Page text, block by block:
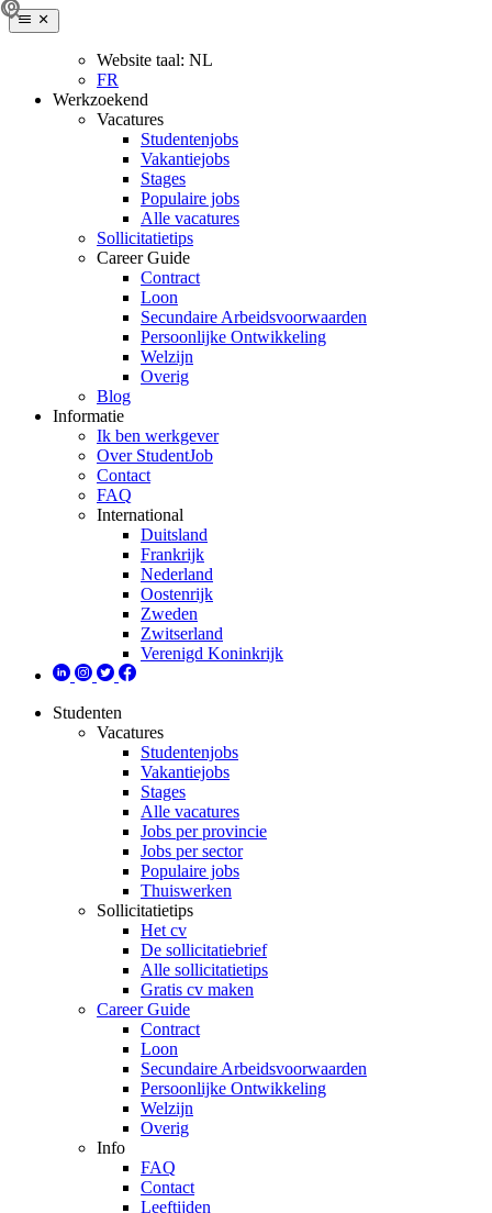
Website taal: NL
FR
Werkzoekend
Vacatures
Studentenjobs
Vakantiejobs
Stages
Populaire jobs
Alle vacatures
Sollicitatietips
Career Guide
Contract
Loon
Secundaire Arbeidsvoorwaarden
Persoonlijke Ontwikkeling
Welzijn
Overig
Blog
Informatie
Ik ben werkgever
Over StudentJob
Contact
FAQ
International
Duitsland
Frankrijk
Nederland
Oostenrijk
Zweden
Zwitserland
Verenigd Koninkrijk
Studenten
Vacatures
Studentenjobs
Vakantiejobs
Stages
Alle vacatures
Jobs per provincie
Jobs per sector
Populaire jobs
Thuiswerken
Sollicitatietips
Het cv
De sollicitatiebrief
Alle sollicitatietips
Gratis cv maken
Career Guide
Contract
Loon
Secundaire Arbeidsvoorwaarden
Persoonlijke Ontwikkeling
Welzijn
Overig
Info
FAQ
Contact
Leeftijden